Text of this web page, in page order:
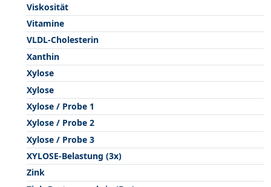
Viskosität
Vitamine
VLDL-Cholesterin
Xanthin
Xylose
Xylose
Xylose / Probe 1
Xylose / Probe 2
Xylose / Probe 3
XYLOSE-Belastung (3x)
Zink